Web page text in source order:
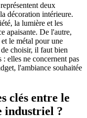
deux
décoration intérieure.
la lumière et les
apaisante. De l'autre,
le métal pour une
choisir, il faut bien
elles ne concernent pas
l'ambiance souhaitée
clés entre le
industriel ?